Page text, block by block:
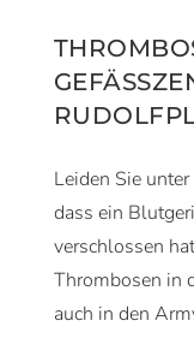
Leiden Sie
dass ein
verschlossen
Thrombosen in
auch in den